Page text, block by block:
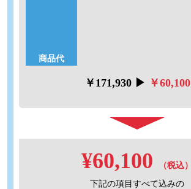
商品代
￥171,930 ▶ ￥60,100
¥60,100
（税込）
下記の項目すべて込みの